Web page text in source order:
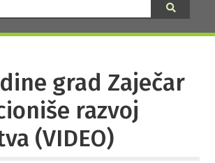
grad Zaječar
razvoj
(VIDEO)